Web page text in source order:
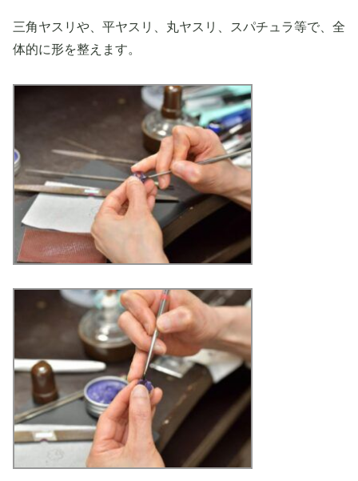
三角ヤスリや、平ヤスリ、丸ヤスリ、スパチュラ等で、全
体的に形を整えます。